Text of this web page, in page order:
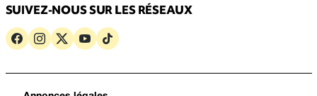
SUIVEZ-NOUS SUR LES RÉSEAUX